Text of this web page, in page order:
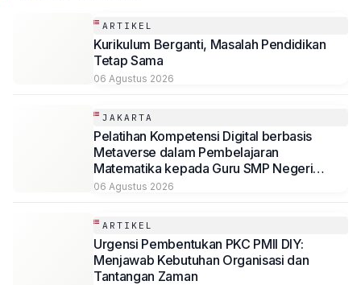
ARTIKEL
Kurikulum Berganti, Masalah Pendidikan
Tetap Sama
06 Agustus 2026
JAKARTA
Pelatihan Kompetensi Digital berbasis
Metaverse dalam Pembelajaran
Matematika kepada Guru SMP Negeri
Jakarta
06 Agustus 2026
ARTIKEL
Urgensi Pembentukan PKC PMII DIY:
Menjawab Kebutuhan Organisasi dan
Tantangan Zaman